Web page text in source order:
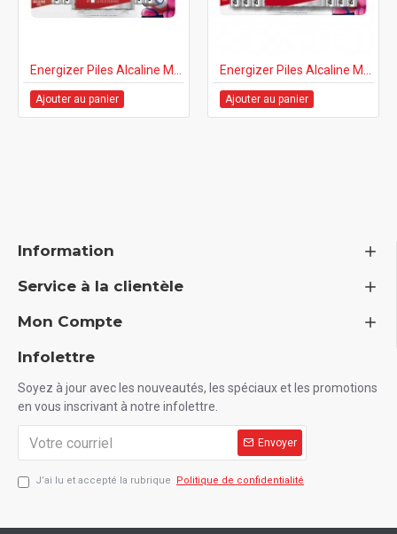
Ajouter au panier Ajouter au panier
Information
Service à la clientèle
Mon Compte
Infolettre
Soyez à jour avec les nouveautés, les spéciaux et les promotions
en vous inscrivant à notre infolettre.
Envoyer
J’ai lu et accepté la rubrique Politique de confidentialité